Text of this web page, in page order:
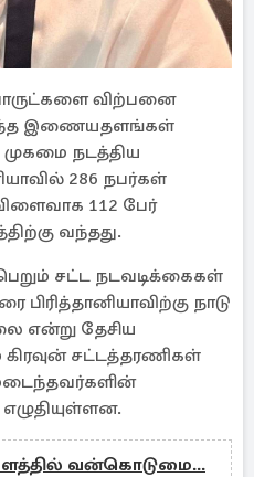
விற்பனை
இணையதளங்கள்
முகமை நடத்திய
286 நபர்கள்
112 பேர்
வந்தது.
சட்ட நடவடிக்கைகள்
நாடு
என்று தேசிய
கிரவுன் சட்டத்தரணிகள்
எழுதியுள்ளன.
வன்கொடுமை...